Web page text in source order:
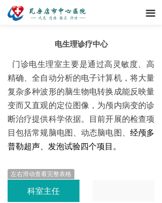
끀
电生理诊疗中心
门诊电生理室主要是通过高灵敏度、高
精确、全自动分析的电子计算机，将大量
复杂多种波形的脑生物电转换成能反映量
变而又直观的定位图像，为颅内病变的诊
断治疗提供科学依据。目前开展的检查项
目包括常规脑电图、动态脑电图、 经颅多
普勒超声、发泡试验四个项目。
左右滑动查看完整表格
科室主任